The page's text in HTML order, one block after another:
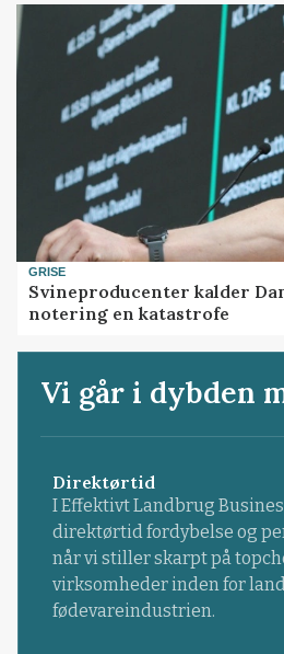
GRISE
Svineproducenter kalder
notering en katastrofe
Vi går i dybden
Direktørtid
I Effektivt Landbrug
direktørtid fordybelse og
når vi stiller skarpt på
virksomheder inden for
fødevareindustrien.